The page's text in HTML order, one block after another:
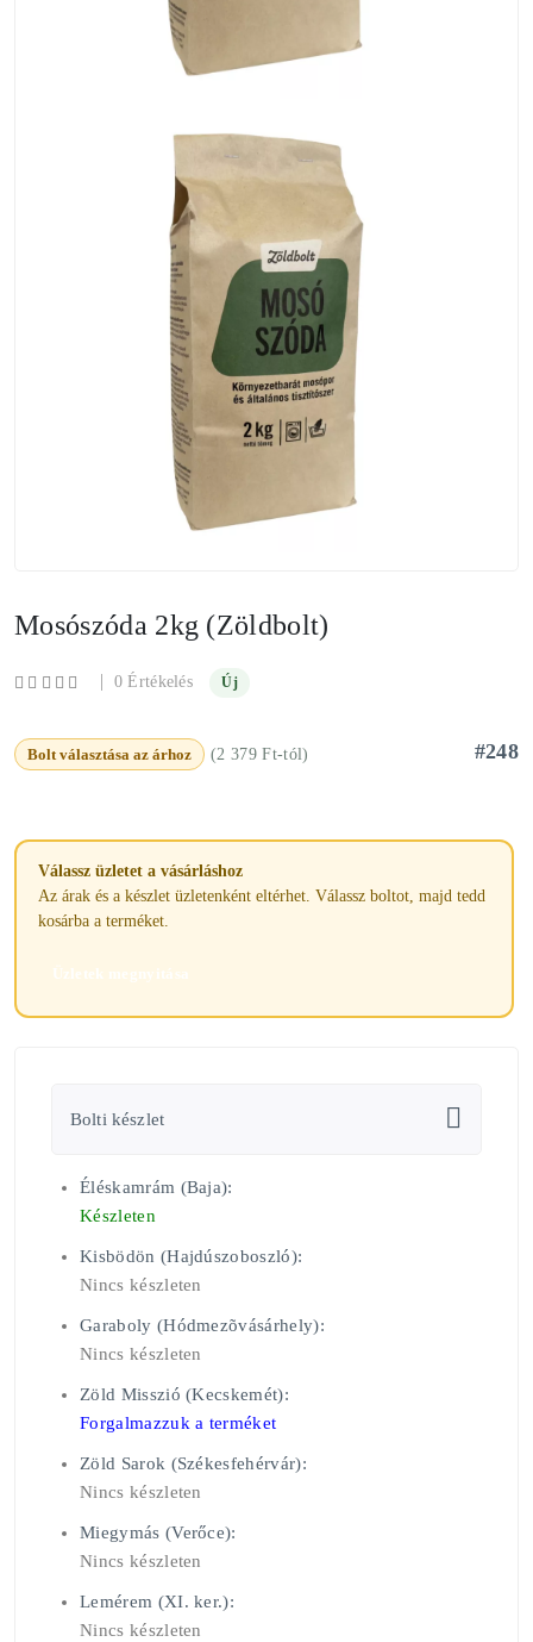
Mosószóda 2kg (Zöldbolt)
| 0 Értékelés Új
Bolt választása az árhoz (2 379 Ft-tól) #248
Válassz üzletet a vásárláshoz
Az árak és a készlet üzletenként eltérhet. Válassz boltot, majd tedd
kosárba a terméket.
Üzletek megnyitása
Bolti készlet
Éléskamrám (Baja):
Készleten
Kisbödön (Hajdúszoboszló):
Nincs készleten
Garaboly (Hódmezõvásárhely):
Nincs készleten
Zöld Misszió (Kecskemét):
Forgalmazzuk a terméket
Zöld Sarok (Székesfehérvár):
Nincs készleten
Miegymás (Verőce):
Nincs készleten
Lemérem (XI. ker.):
Nincs készleten